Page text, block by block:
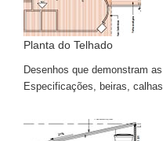
Planta do Telhado
Desenhos que demonstram
Especificações, beiras,